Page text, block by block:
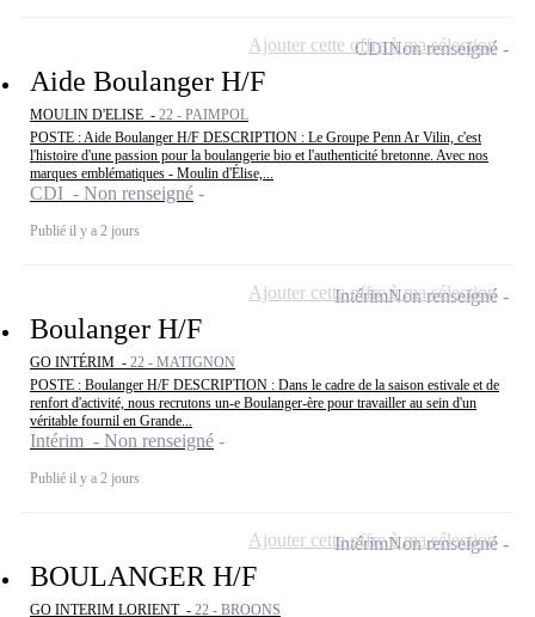
Aide Boulanger H/F
MOULIN D'ELISE - 22 - PAIMPOL
POSTE : Aide Boulanger H/F DESCRIPTION : Le Groupe Penn Ar Vilin, c'est
l'histoire d'une passion pour la boulangerie bio et l'authenticité bretonne. Avec nos
marques emblématiques - Moulin d'Élise,...
CDI - Non renseigné
Publié il y a 2 jours
CDINon renseigné
Ajouter cette offre à ma sélection
Boulanger H/F
GO INTÉRIM - 22 - MATIGNON
POSTE : Boulanger H/F DESCRIPTION : Dans le cadre de la saison estivale et de
renfort d'activité, nous recrutons un-e Boulanger-ère pour travailler au sein d'un
véritable fournil en Grande...
Intérim - Non renseigné
Publié il y a 2 jours
IntérimNon renseigné
Ajouter cette offre à ma sélection
BOULANGER H/F
GO INTERIM LORIENT - 22 - BROONS
IntérimNon renseigné
Ajouter cette offre à ma sélection